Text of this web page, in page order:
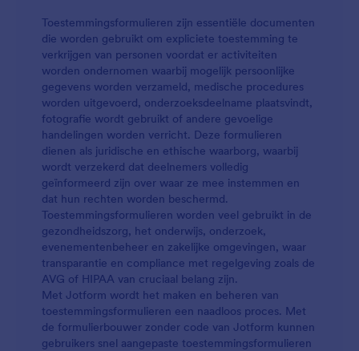
inzendingen synchroniseren met andere accounts
die u al gebruikt, zoals Google Drive, Dropbox, Box,
Airtable, en nog veel meer. met onze 100+ vrije
vorm integraties. Ongeacht in welke sector u
behoort, houd uw klanten en uw bedrijf veilig tijdens
de pandemie van het coronavirus met een gratis
online COVID-19 aansprakelijkheidsverzekering die u
helpt snel e-handtekeningen te verzamelen. "
Toestemmingsformulieren zijn essentiële documenten
die worden gebruikt om expliciete toestemming te
verkrijgen van personen voordat er activiteiten
worden ondernomen waarbij mogelijk persoonlijke
gegevens worden verzameld, medische procedures
worden uitgevoerd, onderzoeksdeelname plaatsvindt,
fotografie wordt gebruikt of andere gevoelige
handelingen worden verricht. Deze formulieren
dienen als juridische en ethische waarborg, waarbij
wordt verzekerd dat deelnemers volledig
geïnformeerd zijn over waar ze mee instemmen en
dat hun rechten worden beschermd.
Toestemmingsformulieren worden veel gebruikt in de
gezondheidszorg, het onderwijs, onderzoek,
evenementenbeheer en zakelijke omgevingen, waar
transparantie en compliance met regelgeving zoals de
AVG of HIPAA van cruciaal belang zijn.
Met Jotform wordt het maken en beheren van
toestemmingsformulieren een naadloos proces. Met
de formulierbouwer zonder code van Jotform kunnen
gebruikers snel aangepaste toestemmingsformulieren